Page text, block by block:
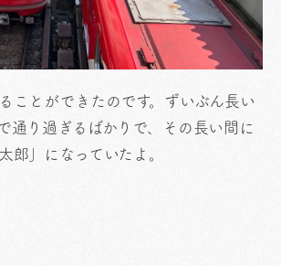
ことができたのです。ずいぶん長い
通り過ぎるばかりで、その長い間に
郎」になっていたよ。